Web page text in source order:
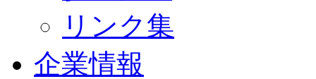
リンク集
企業情報